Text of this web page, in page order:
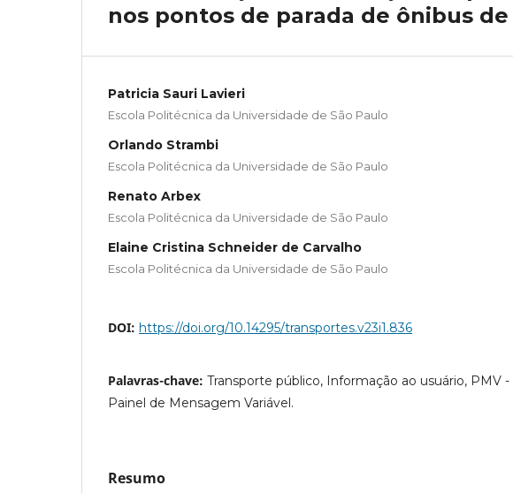
nos pontos de parada de ônibus de
Patricia Sauri Lavieri
Escola Politécnica da Universidade de São Paulo
Orlando Strambi
Escola Politécnica da Universidade de São Paulo
Renato Arbex
Escola Politécnica da Universidade de São Paulo
Elaine Cristina Schneider de Carvalho
Escola Politécnica da Universidade de São Paulo
DOI: https://doi.org/10.14295/transportes.v23i1.836
Palavras-chave: Transporte público, Informação ao usuário, PMV -
Painel de Mensagem Variável.
Resumo